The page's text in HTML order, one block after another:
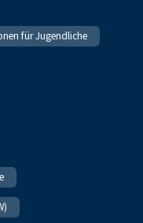
für Jugendliche